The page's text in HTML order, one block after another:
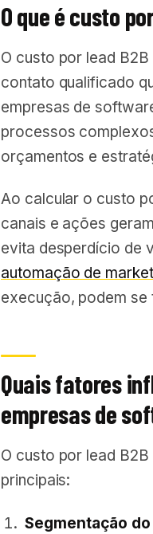
O que é custo
O custo por lead
contato qualificado
empresas de
processos
orçamentos e
Ao calcular o custo
canais e ações
evita desperdício de
automação de
execução, podem
Quais fatores
empresas de
O custo por lead
principais:
Segmentação